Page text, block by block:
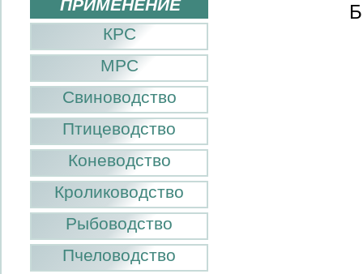
ПРИМЕНЕНИЕ
КРС
МРС
Свиноводство
Птицеводство
Коневодство
Кролиководство
Рыбоводство
Пчеловодство